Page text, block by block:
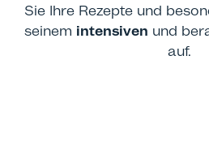
Sie Ihre Rezepte und
seinem intensiven und
auf.